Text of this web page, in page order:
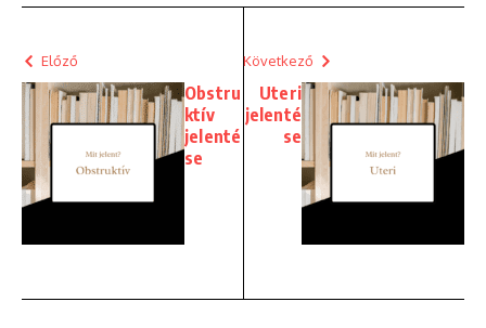
Előző
Obstru
ktív
jelenté
se
Következő
Uteri
jelenté
se